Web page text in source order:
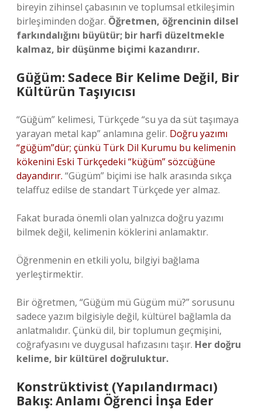
bireyin zihinsel çabasının ve toplumsal etkileşimin
birleşiminden doğar. Öğretmen, öğrencinin dilsel
farkındalığını büyütür; bir harfi düzeltmekle
kalmaz, bir düşünme biçimi kazandırır.
Güğüm: Sadece Bir Kelime Değil, Bir
Kültürün Taşıyıcısı
“Güğüm” kelimesi, Türkçede “su ya da süt taşımaya
yarayan metal kap” anlamına gelir. Doğru yazımı
“güğüm”dür; çünkü Türk Dil Kurumu bu kelimenin
kökenini Eski Türkçedeki “küğüm” sözcüğüne
dayandırır. “Gügüm” biçimi ise halk arasında sıkça
telaffuz edilse de standart Türkçede yer almaz.
Fakat burada önemli olan yalnızca doğru yazımı
bilmek değil, kelimenin köklerini anlamaktır.
Öğrenmenin en etkili yolu, bilgiyi bağlama
yerleştirmektir.
Bir öğretmen, “Güğüm mü Gügüm mü?” sorusunu
sadece yazım bilgisiyle değil, kültürel bağlamla da
anlatmalıdır. Çünkü dil, bir toplumun geçmişini,
coğrafyasını ve duygusal hafızasını taşır. Her doğru
kelime, bir kültürel doğruluktur.
Konstrüktivist (Yapılandırmacı)
Bakış: Anlamı Öğrenci İnşa Eder